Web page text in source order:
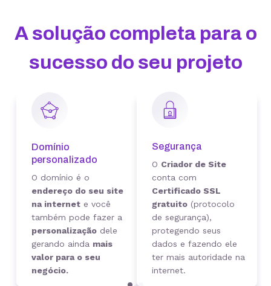
A solução completa para o
sucesso do seu projeto
Domínio
personalizado
O domínio é o
endereço do seu site
na internet e você
também pode fazer a
personalização dele
gerando ainda mais
valor para o seu
negócio.
Segurança
O Criador de Site
conta com
Certificado SSL
gratuito (protocolo
de segurança),
protegendo seus
dados e fazendo ele
ter mais autoridade na
internet.